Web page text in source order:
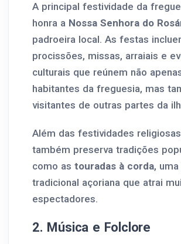
A principal festividade da
honra a Nossa Senhora do
padroeira local. As festas
procissões, missas, arraiais e
culturais que reúnem não
habitantes da freguesia, mas
visitantes de outras partes da
Além das festividades
também preserva tradições
como as touradas à corda,
tradicional açoriana que atrai
espectadores.
2. Música e Folclore